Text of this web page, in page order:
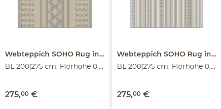
Webteppich SOHO Rug in a Box
BL 200|275 cm, Florhöhe 0,6 cm
275,00 €
Webteppich SOHO Rug in a Box
BL 200|275 cm, Florhöhe 0,6 cm
275,00 €